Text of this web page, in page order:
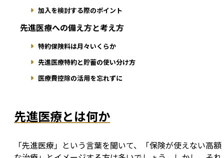
加入を検討する際のポイント
先進医療への備え方と考え方
特約保険料は月々いくらか
先進医療特約と貯蓄の使い分け方
医療費控除の活用を忘れずに
先進医療とは何か
「先進医療」という言葉を聞いて、「保険が使えない高額